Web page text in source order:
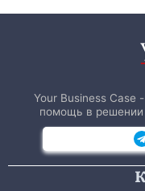
Your Business Case
помощь в решении